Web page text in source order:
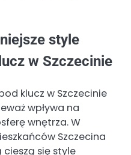
style
w Szczecinie
klucz w Szczecinie
wpływa na
wnętrza. W
Szczecina
się style